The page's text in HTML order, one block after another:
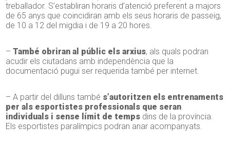
treballador. S’establiran horaris d’atenció preferent a majors
de 65 anys que coincidiran amb els seus horaris de passeig,
de 10 a 12 del migdia i de 19 a 20 hores.
–També obriran al públic els arxius, als quals podran
acudir els ciutadans amb independència que la
documentació pugui ser requerida també per internet.
– A partir del dilluns també s’autoritzen els entrenaments
per als esportistes professionals que seran
individuals i sense límit de temps dins de la província.
Els esportistes paralímpics podran anar acompanyats.